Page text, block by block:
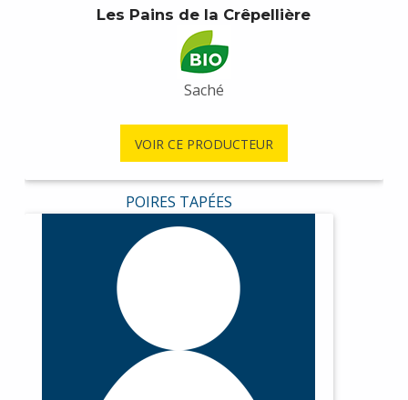
Les Pains de la Crêpellière
Saché
VOIR CE PRODUCTEUR
POIRES TAPÉES